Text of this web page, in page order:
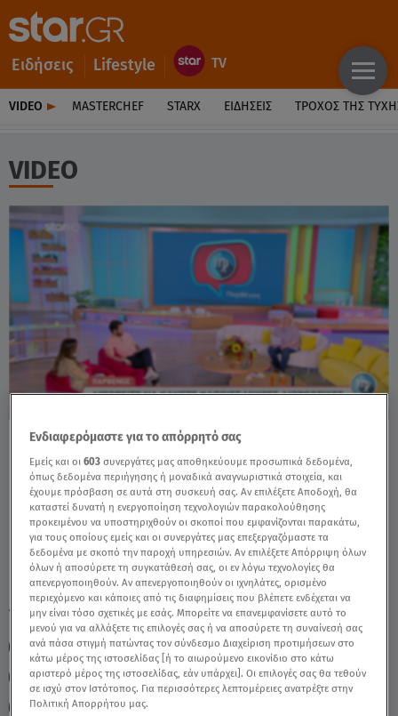
Ειδήσεις Lifestyle
VIDEO MASTERCHEF STARX ΕΙΔΉΣΕΙΣ ΤΡΟΧΌΣ ΤΗΣ
VIDEO
Παρθένος Σήμερα 06/05/26: Οι
Προβλέψεις της Άσης Μπήλιου - Video
TAGS: ΠΑΡΘΕΝΟΣ ΖΩΔΙΑ ΖΩΔΙΑ ΑΣΗ ΜΠΗΛΙΟΥ
ΖΩΔΙΑ ΣΗΜΕΡΑ
ΑΣΗ ΜΠΗΛΙΟΥ
ΑΣΤΡΟΛΟΓΙΚΕΣ ΠΡΟΒΛΕΨΕΙΣ
ΗΜΕΡΗΣΙΕΣ ΠΡΟΒΛΕΨΕΙΣ
BREAKFAST@STAR
Ενδιαφερόμαστε για το απόρρητό σας
Εμείς και οι603 συνεργάτες μας αποθηκεύουμε προσωπικά δεδομένα,
όπως δεδομένα περιήγησης ή μοναδικά αναγνωριστικά στοιχεία, και
έχουμε πρόσβαση σε αυτά στη συσκευή σας. Αν επιλέξετε Αποδοχή, θα
καταστεί δυνατή η ενεργοποίηση τεχνολογιών παρακολούθησης
προκειμένου να υποστηριχθούν οι σκοποί που εμφανίζονται παρακάτω,
για τους οποίους εμείς και οι συνεργάτες μας επεξεργαζόμαστε τα
δεδομένα με σκοπό την παροχή υπηρεσιών. Αν επιλέξετε Απόρριψη όλων
όλων ή αποσύρετε τη συγκατάθεσή σας, οι εν λόγω τεχνολογίες θα
απενεργοποιηθούν. Αν απενεργοποιηθούν οι ιχνηλάτες, ορισμένο
περιεχόμενο και κάποιες από τις διαφημίσεις που βλέπετε ενδέχεται να
μην είναι τόσο σχετικές με εσάς. Μπορείτε να επανεμφανίσετε αυτό το
μενού για να αλλάξετε τις επιλογές σας ή να αποσύρετε τη συναίνεσή σας
ανά πάσα στιγμή πατώντας τον σύνδεσμο Διαχείριση προτιμήσεων στο
κάτω μέρος της ιστοσελίδας [ή το αιωρούμενο εικονίδιο στο κάτω
αριστερό μέρος της ιστοσελίδας, εάν υπάρχει]. Οι επιλογές σας θα τεθούν
σε ισχύ στον Ιστότοπος. Για περισσότερες λεπτομέρειες ανατρέξτε στην
Πολιτική Απορρήτου μας.